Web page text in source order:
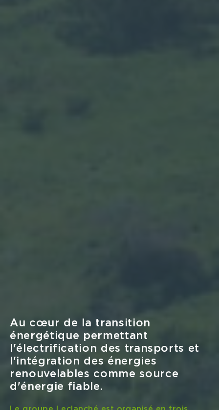
lun Juin 16
Leclanché reçoit les certificats
d’homologation de type de
Lloyd’s Register et de Bureau
Veritas pour son système de racks
marins Navius MRS-3